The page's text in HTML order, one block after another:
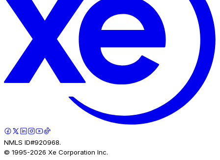
NMLS ID#920968.
© 1995-2026 Xe Corporation Inc.